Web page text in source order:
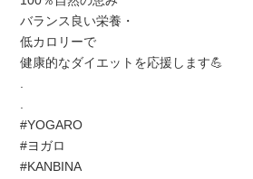
バランス良い栄養・
低カロリーで
健康的なダイエットを応援します💪
.
.
#YOGARO
#ヨガロ
#KANBINA